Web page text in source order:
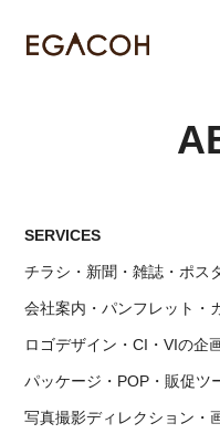
SERVICES
チラシ・新聞・雑誌・ポス
会社案内・パンフレット・
ロゴデザイン・CI・VIの企
パッケージ・POP・販促ツ
写真撮影ディレクション・